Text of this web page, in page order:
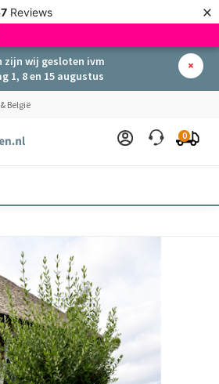
Reviews ×
zijn wij gesloten ivm
1, 8 en 15 augustus
België
0